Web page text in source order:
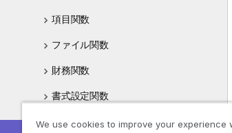
項目関数
ファイル関数
財務関数
書式設定関数
一般的な数値関数
We use cookies to improve your experience